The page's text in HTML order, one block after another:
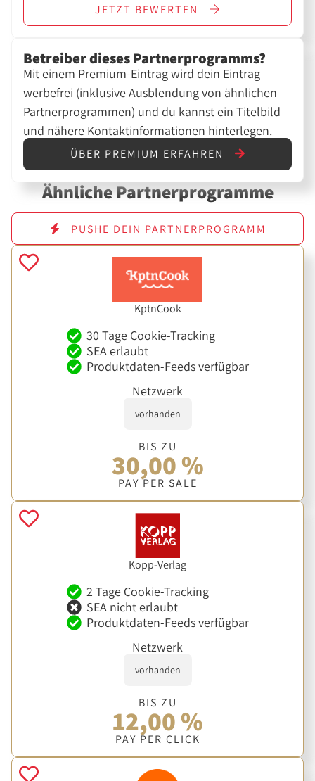
JETZT BEWERTEN
Betreiber dieses Partnerprogramms?
Mit einem Premium-Eintrag wird dein Eintrag
werbefrei (inklusive Ausblendung von ähnlichen
Partnerprogrammen) und du kannst ein Titelbild
und nähere Kontaktinformationen hinterlegen.
ÜBER PREMIUM ERFAHREN
Ähnliche Partnerprogramme
PUSHE DEIN PARTNERPROGRAMM
KptnCook
30 Tage Cookie-Tracking
SEA erlaubt
Produktdaten-Feeds verfügbar
Netzwerk
vorhanden
BIS ZU
30,00 %
PAY PER SALE
Kopp-Verlag
2 Tage Cookie-Tracking
SEA nicht erlaubt
Produktdaten-Feeds verfügbar
Netzwerk
vorhanden
BIS ZU
12,00 %
PAY PER CLICK